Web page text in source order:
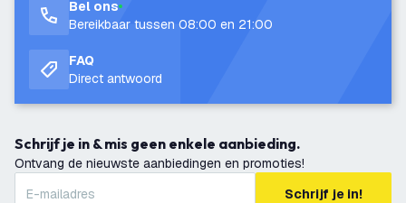
Bel ons
Bereikbaar tussen 08:00 en 21:00
FAQ
Direct antwoord
Schrijf je in & mis geen enkele aanbieding.
Ontvang de nieuwste aanbiedingen en promoties!
Schrijf je in!